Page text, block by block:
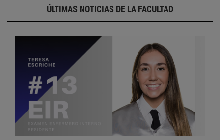
ÚLTIMAS NOTICIAS DE LA FACULTAD